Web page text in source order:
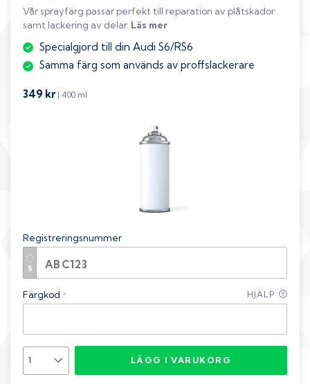
Vår sprayfärg passar perfekt till reparation av plåtskador
samt lackering av delar. Läs mer
Specialgjord till din Audi S6/RS6
Samma färg som används av proffslackerare
349 kr| 400 ml
Registreringsnummer
Färgkod * HJÄLP
LÄGG I VARUKORG